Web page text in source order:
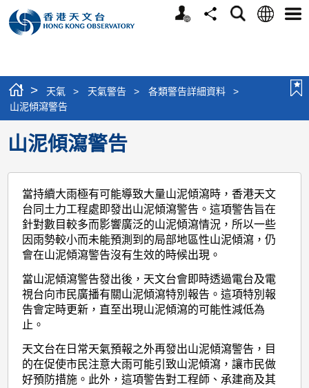
個
分
搜
語
選
> 天氣 > 天氣警告 > 各類警告詳細資料
>
山泥傾瀉警告
山泥傾瀉警告
當持續大雨極有可能導致大量山泥傾瀉時，香港天文
台同土力工程處即發出山泥傾瀉警告。這項警告旨在
針對數目較多而影響廣泛的山泥傾瀉情況，所以一些
因雨勢較小而未能預測到的局部地區性山泥傾瀉，仍
會在山泥傾瀉警告沒有生效的時候出現。
當山泥傾瀉警告發出後，天文台會即時透過電台及電
視台向市民廣播有關山泥傾瀉特別報告。這項特別報
告會定時更新，直至出現山泥傾瀉的可能性減低為
止。
天文台在日常天氣預報之外再發出山泥傾瀉警告，目
的在促使市民注意大雨可能引致山泥傾瀉，讓市民做
好預防措施。此外，這項警告對工程師、承建商及其